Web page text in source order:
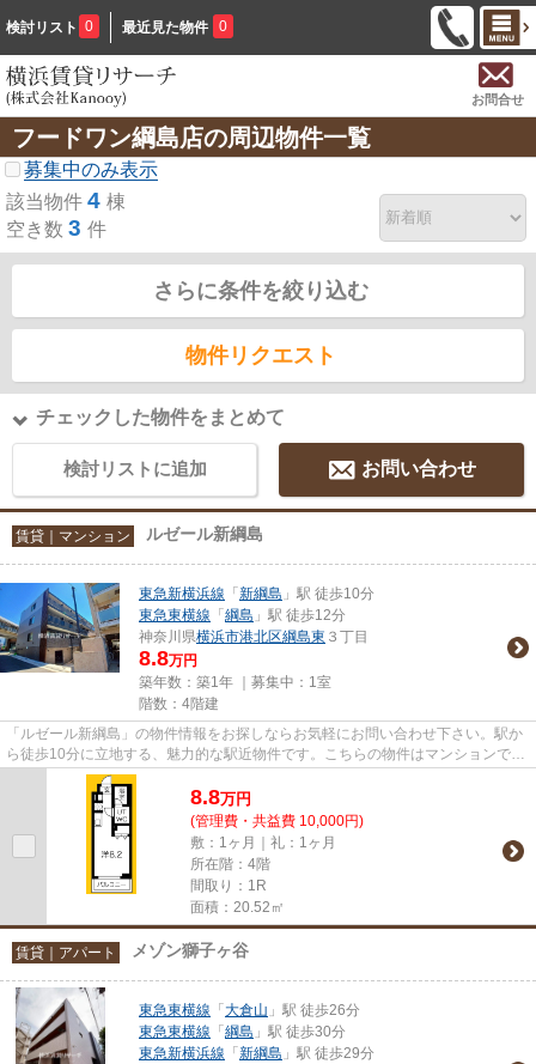
検討リスト 0 最近見た物件 0
お問合せ
フードワン綱島店の周辺物件一覧
募集中のみ表示
該当物件 4 棟
空き数 3 件
さらに条件を絞り込む
物件リクエスト
チェックした物件をまとめて
検討リストに追加 お問い合わせ
賃貸｜マンション ルゼール新綱島
東急新横浜線 「 新綱島 」駅 徒歩10分
東急東横線 「 綱島 」駅 徒歩12分
神奈川県横浜市港北区綱島東 ３丁目
8.8万円
築年数：築1年 ｜募集中： 1室
階数：4階建
「ルゼール新綱島」の物件情報をお探しならお気軽にお問い合わせ下さい。駅か
ら徒歩10分に立地する、魅力的な駅近物件です。こちらの物件はマンションで
す。お使いいただける駅は2駅あ...
8.8万円
(管理費・共益費 10,000円)
敷：1ヶ月｜礼：1ヶ月
所在階：4階
間取り：1R
面積：20.52㎡
賃貸｜アパート メゾン獅子ヶ谷
東急東横線 「 大倉山 」駅 徒歩26分
東急東横線 「 綱島 」駅 徒歩30分
東急新横浜線 「 新綱島 」駅 徒歩29分